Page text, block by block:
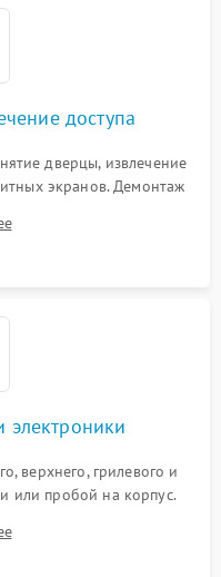
доступа
дверцы, извлечение
экранов. Демонтаж
прямого доступа к
и вентиляторам.
электроники
верхнего, грилевого и
или пробой на корпус.
температуры,
конвекции.